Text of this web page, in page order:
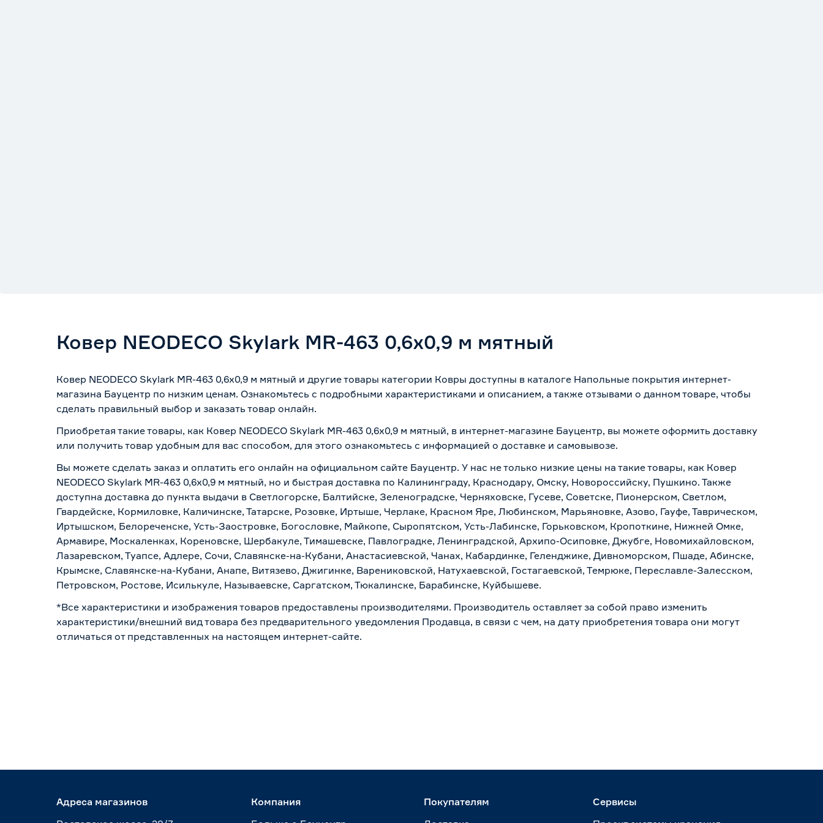
Ковер NEODECO Skylark MR-463 0,6x0,9 м мятный
Ковер NEODECO Skylark MR-463 0,6x0,9 м мятный и другие товары категории Ковры доступны в каталоге Напольные покрытия интернет-
магазина Бауцентр по низким ценам. Ознакомьтесь с подробными характеристиками и описанием, а также отзывами о данном товаре, чтобы
сделать правильный выбор и заказать товар онлайн.
Приобретая такие товары, как Ковер NEODECO Skylark MR-463 0,6x0,9 м мятный, в интернет-магазине Бауцентр, вы можете оформить доставку
или получить товар удобным для вас способом, для этого ознакомьтесь с информацией о доставке и самовывозе.
Вы можете сделать заказ и оплатить его онлайн на официальном сайте Бауцентр. У нас не только низкие цены на такие товары, как Ковер
NEODECO Skylark MR-463 0,6x0,9 м мятный, но и быстрая доставка по Калининграду, Краснодару, Омску, Новороссийску, Пушкино. Также
доступна доставка до пункта выдачи в Светлогорске, Балтийске, Зеленоградске, Черняховске, Гусеве, Советске, Пионерском, Светлом,
Гвардейске, Кормиловке, Каличинске, Татарске, Розовке, Иртыше, Черлаке, Красном Яре, Любинском, Марьяновке, Азово, Гауфе, Таврическом,
Иртышском, Белореченске, Усть-Заостровке, Богословке, Майкопе, Сыропятском, Усть-Лабинске, Горьковском, Кропоткине, Нижней Омке,
Армавире, Москаленках, Кореновске, Шербакуле, Тимашевске, Павлоградке, Ленинградской, Архипо-Осиповке, Джубге, Новомихайловском,
Лазаревском, Туапсе, Адлере, Сочи, Славянске-на-Кубани, Анастасиевской, Чанах, Кабардинке, Геленджике, Дивноморском, Пшаде, Абинске,
Крымске, Славянске-на-Кубани, Анапе, Витязево, Джигинке, Варениковской, Натухаевской, Гостагаевской, Темрюке, Переславле-Залесском,
Петровском, Ростове, Исилькуле, Называевске, Саргатском, Тюкалинске, Барабинске, Куйбышеве.
*Все характеристики и изображения товаров предоставлены производителями. Производитель оставляет за собой право изменить
характеристики/внешний вид товара без предварительного уведомления Продавца, в связи с чем, на дату приобретения товара они могут
отличаться от представленных на настоящем интернет-сайте.
Адреса магазинов
Компания
Покупателям
Сервисы